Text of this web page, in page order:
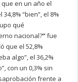
en un año el
34,8% “bien”, el 8%
qué
nacional?”fue
que el 52,8%
algo”, el 36,2%
con un 0,3% sin
frente a